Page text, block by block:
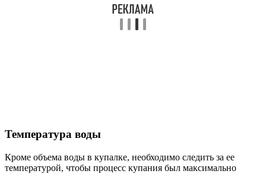
Температура воды
Кроме объема воды в купалке, необходимо следить за ее
температурой, чтобы процесс купания был максимально